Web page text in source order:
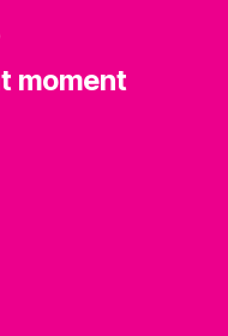
moment